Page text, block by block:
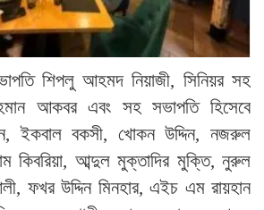
শিপলু আহমদ নিয়াজী, সিনিয়র সহ
আকবর এবং সহ সভাপতি হিসেবে
ইকবাল বকসী, খোকন উদ্দিন, নজরুল
কিবরিয়া, আব্দুল মুক্তাদির মুক্তি, নুরুল
ফখর উদ্দিন মিনহার, এইচ এম রায়হান